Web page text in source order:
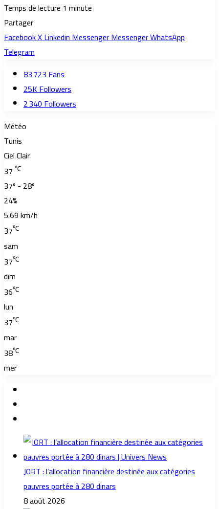
Temps de lecture 1 minute
Partager
FacebookXLinkedinMessengerMessengerWhatsApp
Telegram
83 723Fans
25KFollowers
2 340Followers
Météo
Tunis
Ciel Clair
37 ℃
37º - 28º
24%
5.69 km/h
37℃
sam
37℃
dim
36℃
lun
37℃
mar
38℃
mer
JORT : l’allocation financière destinée aux catégories
pauvres portée à 280 dinars
8 août 2026